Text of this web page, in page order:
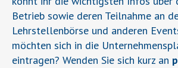
Betrieb sowie deren Teilnahme an
Lehrstellenbörse und anderen
möchten sich in die
eintragen? Wenden Sie sich kurz an